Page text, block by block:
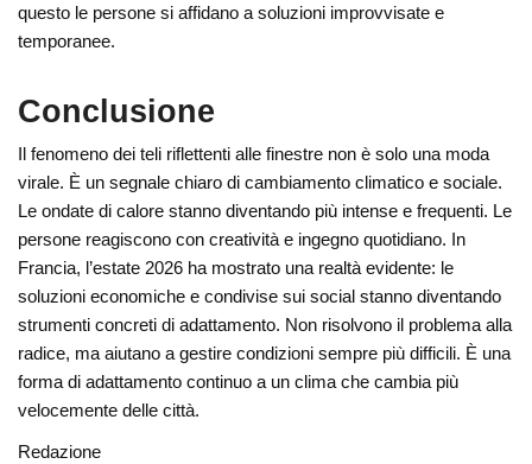
questo le persone si affidano a soluzioni improvvisate e
temporanee.
Conclusione
Il fenomeno dei teli riflettenti alle finestre non è solo una moda
virale. È un segnale chiaro di cambiamento climatico e sociale.
Le ondate di calore stanno diventando più intense e frequenti. Le
persone reagiscono con creatività e ingegno quotidiano. In
Francia, l’estate 2026 ha mostrato una realtà evidente: le
soluzioni economiche e condivise sui social stanno diventando
strumenti concreti di adattamento. Non risolvono il problema alla
radice, ma aiutano a gestire condizioni sempre più difficili. È una
forma di adattamento continuo a un clima che cambia più
velocemente delle città.
Redazione